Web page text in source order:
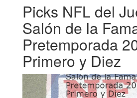
Picks NFL del
Salón de la
Pretemporada
Primero y Diez